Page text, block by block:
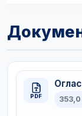
PDF
Оглас
353,0